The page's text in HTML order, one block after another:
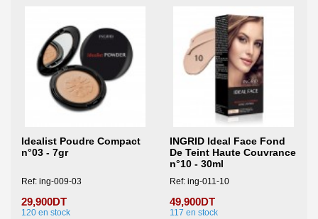
Idealist Poudre Compact
n°03 - 7gr
Ref: ing-009-03
29,900DT
120 en stock
INGRID Ideal Face Fond
De Teint Haute Couvrance
n°10 - 30ml
Ref: ing-011-10
49,900DT
117 en stock